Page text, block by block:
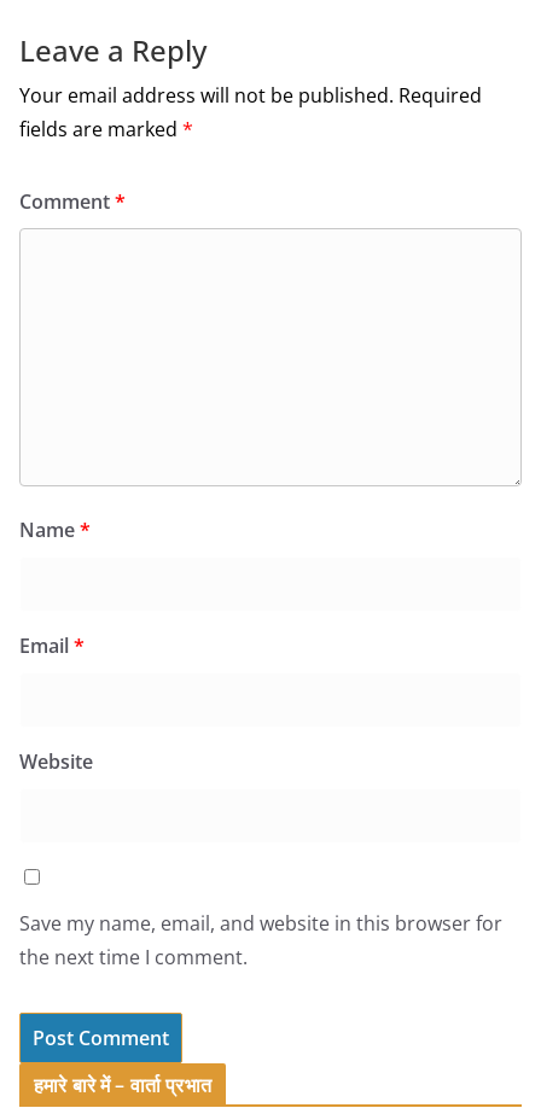
Leave a Reply
Your email address will not be published. Required
fields are marked *
Comment*
Name*
Email*
Website
Save my name, email, and website in this browser for
the next time I comment.
हमारे बारे में – वार्ता प्रभात